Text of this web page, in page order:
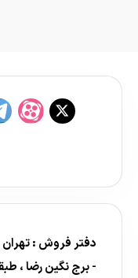
دفتر فروش : تهران
- برج نگین رضا ، طبقه 16 شمالی، واحد